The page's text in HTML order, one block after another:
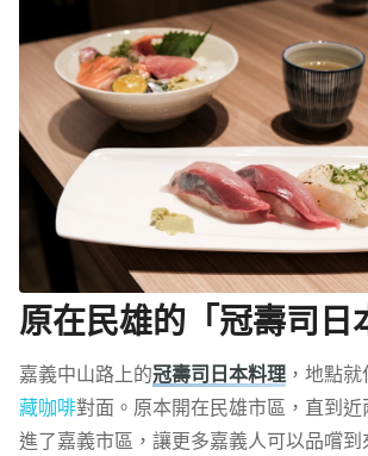
原在民雄的「冠壽司日
嘉義中山路上的冠壽司日本料理，地點就
藏咖啡對面。原本開在民雄市區，直到
進了嘉義市區，讓更多嘉義人可以品嚐